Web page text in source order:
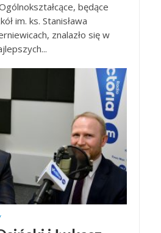
będące
im. ks. Stanisława
znalazło się w